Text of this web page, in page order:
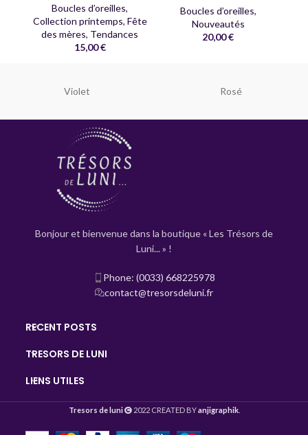
Boucles d’oreilles,
Collection printemps, Fête
des mères, Tendances
15,00€
Boucles d’oreilles,
Nouveautés
20,00€
Violet Rosé
Bonjour et bienvenue dans la boutique « Les Trésors de
Luni... » !
Phone: (0033) 668225978
contact@tresorsdeluni.fr
RECENT POSTS
TRESORS DE LUNI
LIENS UTILES
Tresors de luni 2022 CREATED BYanjigraphik.